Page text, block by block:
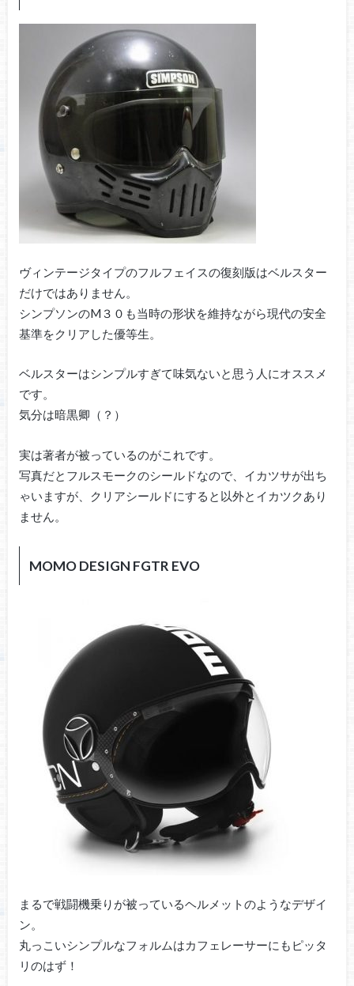
ヴィンテージタイプのフルフェイスの復刻版はベルスター
だけではありません。
シンプソンのM３０も当時の形状を維持ながら現代の安全
基準をクリアした優等生。
ベルスターはシンプルすぎて味気ないと思う人にオススメ
です。
気分は暗黒卿（？）
実は著者が被っているのがこれです。
写真だとフルスモークのシールドなので、イカツサが出ち
ゃいますが、クリアシールドにすると以外とイカツクあり
ません。
MOMO DESIGN FGTR EVO
まるで戦闘機乗りが被っているヘルメットのようなデザイ
ン。
丸っこいシンプルなフォルムはカフェレーサーにもピッタ
リのはず！